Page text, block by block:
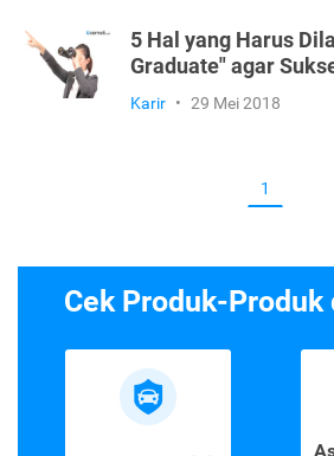
5 Hal yang Harus
Graduate" agar
Karir • 29 Mei 2018
1
Cek Produk-Produk